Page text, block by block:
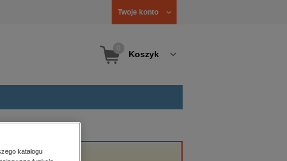
Twoje konto
Koszyk
katalogu